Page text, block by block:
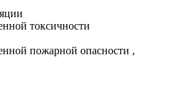
токсичности
пожарной опасности ,